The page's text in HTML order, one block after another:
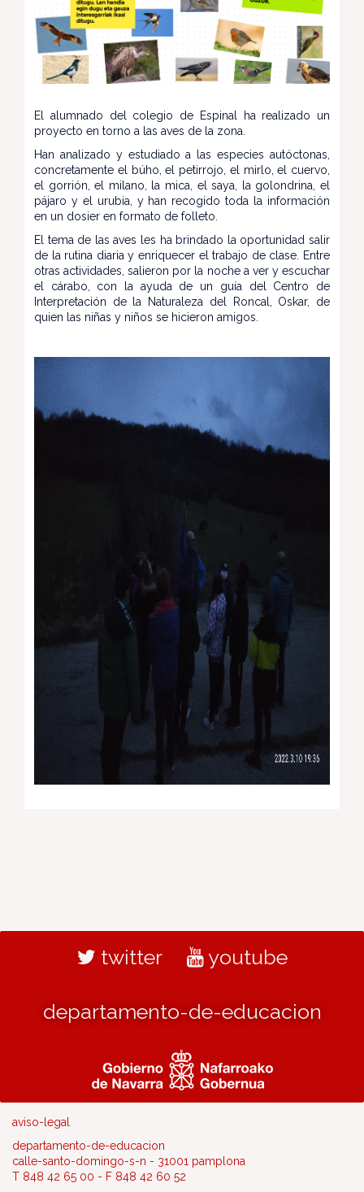
El alumnado del colegio de Espinal ha realizado un
proyecto en torno a las aves de la zona.
Han analizado y estudiado a las especies autóctonas,
concretamente el búho, el petirrojo, el mirlo, el cuervo,
el gorrión, el milano, la mica, el saya, la golondrina, el
pájaro y el urubia, y han recogido toda la información
en un dosier en formato de folleto.
El tema de las aves les ha brindado la oportunidad salir
de la rutina diaria y enriquecer el trabajo de clase. Entre
otras actividades, salieron por la noche a ver y escuchar
el cárabo, con la ayuda de un guía del Centro de
Interpretación de la Naturaleza del Roncal, Oskar, de
quien las niñas y niños se hicieron amigos.
twitter youtube
departamento-de-educacion
aviso-legal
departamento-de-educacion
calle-santo-domingo-s-n - 31001 pamplona
T 848 42 65 00 - F 848 42 60 52